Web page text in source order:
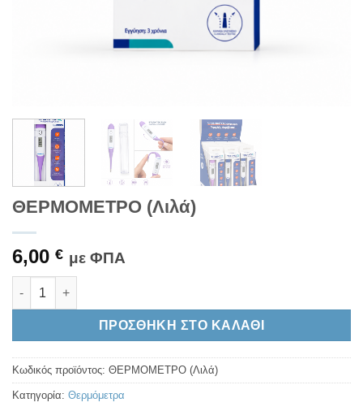
ΘΕΡΜΟΜΕΤΡΟ (Λιλά)
6,00 € με ΦΠΑ
ΘΕΡΜΟΜΕΤΡΟ (Λιλά) ποσότητα
ΠΡΟΣΘΉΚΗ ΣΤΟ ΚΑΛΆΘΙ
Alternative:
Κωδικός προϊόντος: ΘΕΡΜΟΜΕΤΡΟ (Λιλά)
Κατηγορία: Θερμόμετρα